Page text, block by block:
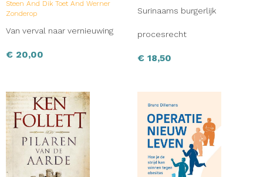
Steen And Dik Toet And Werner
Zonderop
Van verval naar vernieuwing
€ 20,00
Surinaams burgerlijk
procesrecht
€ 18,50